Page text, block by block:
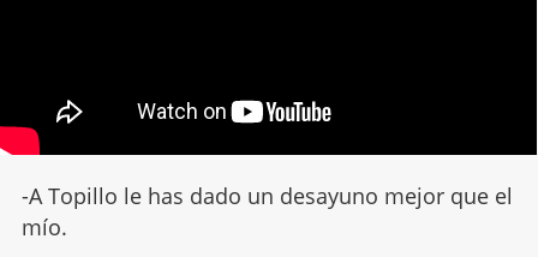
-A Topillo le has dado un desayuno mejor que el
mío.